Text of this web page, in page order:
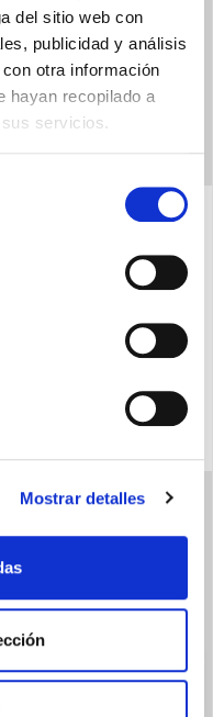
del sitio web con
publicidad y análisis
otra información
hayan recopilado a
servicios.
Mostrar detalles